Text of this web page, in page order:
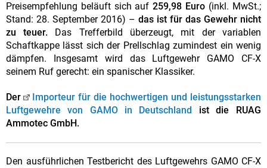
Preisempfehlung beläuft sich auf 259,98 Euro (inkl. MwSt.;
Stand: 28. September 2016) – das ist für das Gewehr nicht
zu teuer. Das Trefferbild überzeugt, mit der variablen
Schaftkappe lässt sich der Prellschlag zumindest ein wenig
dämpfen. Insgesamt wird das Luftgewehr GAMO CF-X
seinem Ruf gerecht: ein spanischer Klassiker.
Der
Importeur für die hochwertigen und leistungsstarken
Luftgewehre von GAMO in Deutschland
ist die RUAG
Ammotec GmbH.
Den ausführlichen Testbericht des Luftgewehrs GAMO CF-X